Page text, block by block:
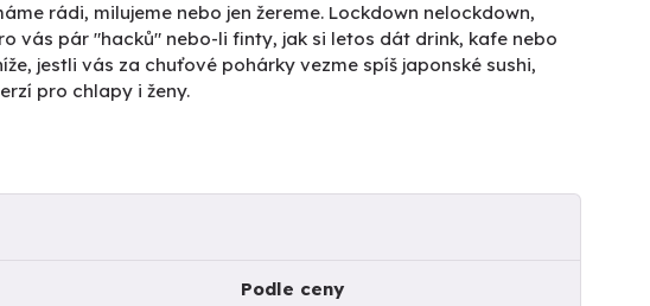
rádi, milujeme nebo jen žereme. Lockdown nelockdown,
vás pár "hacků" nebo-li finty, jak si letos dát drink, kafe nebo
jestli vás za chuťové pohárky vezme spíš japonské sushi,
pro chlapy i ženy.
Podle ceny